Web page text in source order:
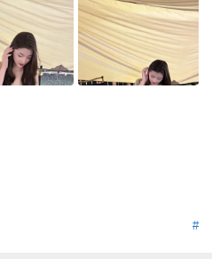
#